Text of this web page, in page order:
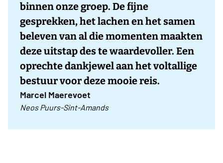
binnen onze groep. De fijne
gesprekken, het lachen en het samen
beleven van al die momenten maakten
deze uitstap des te waardevoller. Een
oprechte dankjewel aan het voltallige
bestuur voor deze mooie reis.
Marcel Maerevoet
Neos Puurs-Sint-Amands